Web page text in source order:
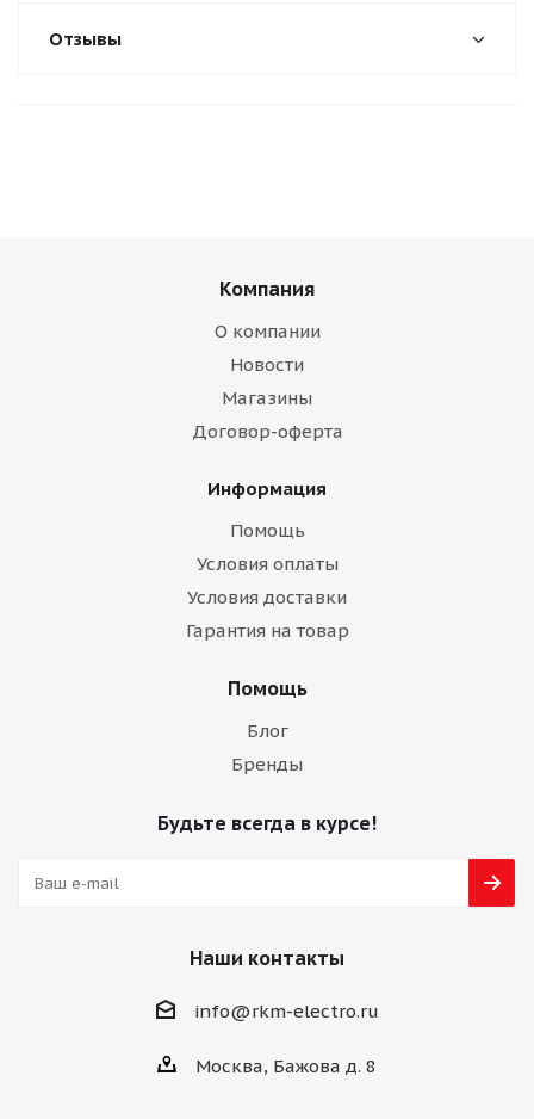
Отзывы
Компания
О компании
Новости
Магазины
Договор-оферта
Информация
Помощь
Условия оплаты
Условия доставки
Гарантия на товар
Помощь
Блог
Бренды
Будьте всегда в курсе!
Наши контакты
info@rkm-electro.ru
Москва, Бажова д. 8